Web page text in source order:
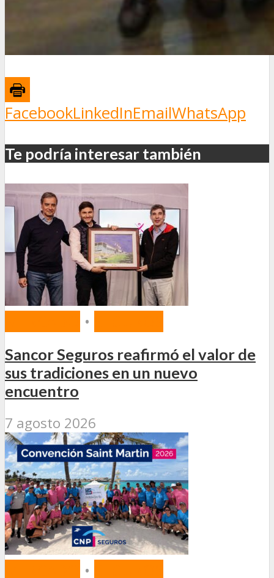
FacebookLinkedInEmailWhatsApp
Te podría interesar también
•
Sancor Seguros reafirmó el valor de
sus tradiciones en un nuevo
encuentro
7 agosto 2026
•